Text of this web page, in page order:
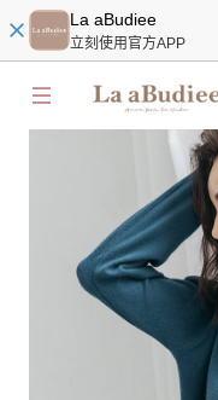
La aBudiee
立刻使用官方APP